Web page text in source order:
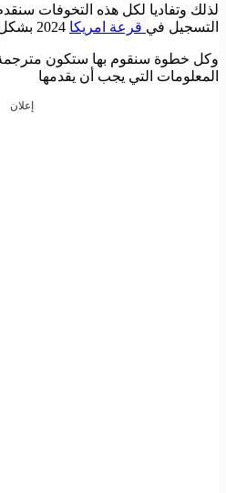
لذلك وتفاديا لكل هذه التخوفات
التسجيل في قرعة امريكا
وكل خطوة سنقوم بها ستكون مترجمة
المعلومات التي يجب أن يقدمها
إعلان